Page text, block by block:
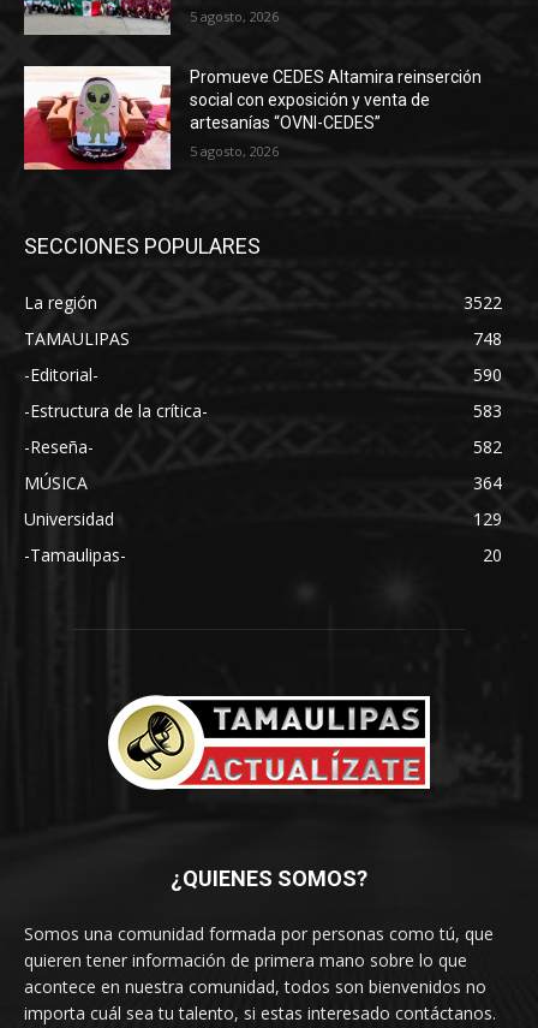
5 agosto, 2026
Promueve CEDES Altamira reinserción
social con exposición y venta de
artesanías “OVNI-CEDES”
5 agosto, 2026
SECCIONES POPULARES
La región
3522
TAMAULIPAS
748
-Editorial-
590
-Estructura de la crítica-
583
-Reseña-
582
MÚSICA
364
Universidad
129
-Tamaulipas-
20
¿QUIENES SOMOS?
Somos una comunidad formada por personas como tú, que
quieren tener información de primera mano sobre lo que
acontece en nuestra comunidad, todos son bienvenidos no
importa cuál sea tu talento, si estas interesado contáctanos.